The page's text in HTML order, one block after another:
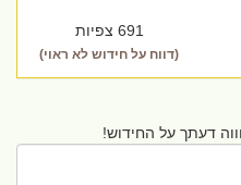
691 צפיות
(דווח על חידוש לא ראוי)
דעתך על החידוש!